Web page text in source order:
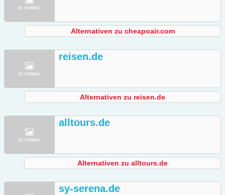
Alternativen zu cheapoair.com
reisen.de
Alternativen zu reisen.de
alltours.de
Alternativen zu alltours.de
sy-serena.de